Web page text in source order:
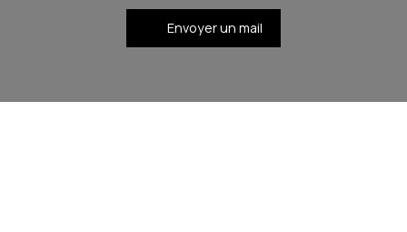
Envoyer un mail